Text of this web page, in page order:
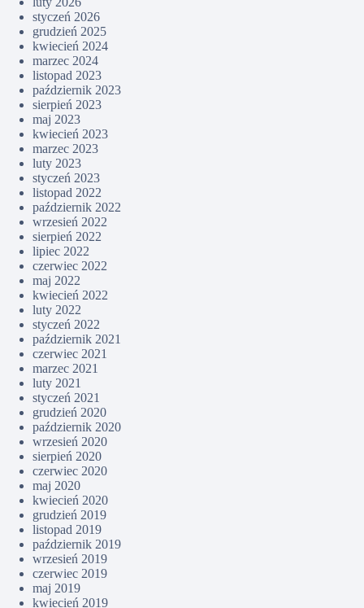
styczeń 2026
grudzień 2025
kwiecień 2024
marzec 2024
listopad 2023
październik 2023
sierpień 2023
maj 2023
kwiecień 2023
marzec 2023
luty 2023
styczeń 2023
listopad 2022
październik 2022
wrzesień 2022
sierpień 2022
lipiec 2022
czerwiec 2022
maj 2022
kwiecień 2022
luty 2022
styczeń 2022
październik 2021
czerwiec 2021
marzec 2021
luty 2021
styczeń 2021
grudzień 2020
październik 2020
wrzesień 2020
sierpień 2020
czerwiec 2020
maj 2020
kwiecień 2020
grudzień 2019
listopad 2019
październik 2019
wrzesień 2019
czerwiec 2019
maj 2019
kwiecień 2019